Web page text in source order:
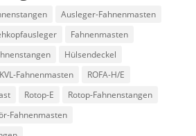
Ausleger-Fahnenmasten
Fahnenmasten
Hülsendeckel
KVL-Fahnenmasten
ROFA-H/E
Rotop-E
Rotop-Fahnenstangen
Fahnenmasten